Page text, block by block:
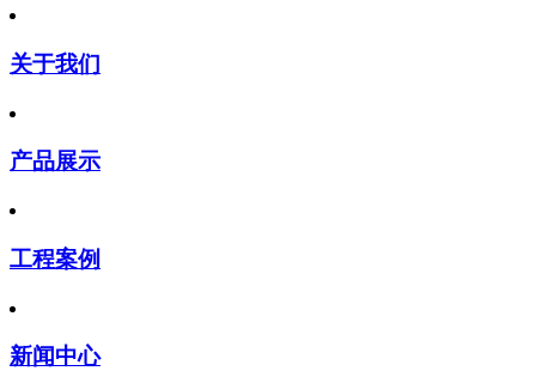
关于我们
产品展示
工程案例
新闻中心